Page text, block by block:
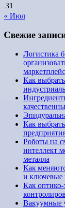
31
« Июл
Свежие
Логистика
Как
Как
Роботы на
интеллект
металла
Как
и ключевые
Как оптико-
Вакуумные